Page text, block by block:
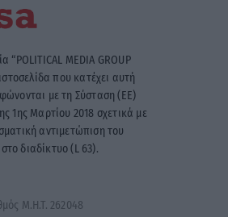
“POLITICAL MEDIA GROUP
που κατέχει αυτή
με τη Σύσταση (ΕΕ)
1ης Μαρτίου 2018 σχετικά με
αντιμετώπιση του
διαδίκτυο (L 63).
Μ.Η.Τ. 262048